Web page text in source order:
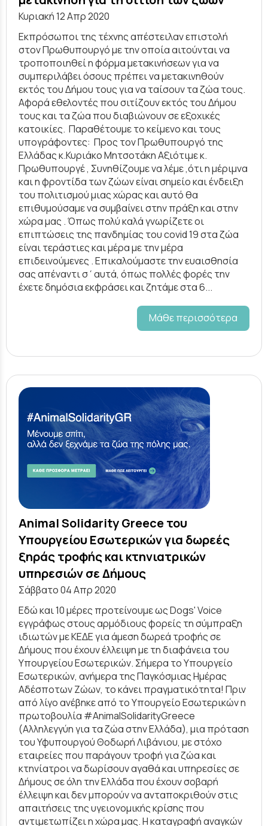
Κυριακή 12 Απρ 2020
Εκπρόσωποι της τέχνης απέστειλαν επιστολή
στον Πρωθυπουργό με την οποία αιτούνται να
τροποποιηθεί η φόρμα μετακινήσεων για να
συμπεριλάβει όσους πρέπει να μετακινηθούν
εκτός του Δήμου τους για να ταίσουν τα ζώα τους.
Αφορά εθελοντές που σιτίζουν εκτός του Δήμου
τους και τα ζώα που διαβιώνουν σε εξοχικές
κατοικίες. Παραθέτουμε το κείμενο και τους
υπογράφοντες: Προς τον Πρωθυπουργό της
Ελλάδας κ.Κυριάκο Μητσοτάκη Αξιότιμε κ.
Πρωθυπουργέ , Συνηθίζουμε να λέμε ,ότι η μέριμνα
και η φροντίδα των ζώων είναι σημείο και ένδειξη
του πολιτισμού μιας χώρας και αυτό θα
επιθυμούσαμε να συμβαίνει στην πράξη και στην
χώρα μας . Όπως πολύ καλά γνωρίζετε οι
επιπτώσεις της πανδημίας του covid 19 στα ζώα
είναι τεράστιες και μέρα με την μέρα
επιδεινούμενες . Επικαλούμαστε την ευαισθησία
σας απέναντι σ΄αυτά, όπως πολλές φορές την
έχετε δημόσια εκφράσει και ζητάμε στα 6...
Μάθε περισσότερα
Animal Solidarity Greece του
Υπουργείου Εσωτερικών για δωρεές
ξηράς τροφής και κτηνιατρικών
υπηρεσιών σε Δήμους
Σάββατο 04 Απρ 2020
Εδώ και 10 μέρες προτείνουμε ως Dogs' Voice
εγγράφως στους αρμόδιους φορείς τη σύμπραξη
ιδιωτών με ΚΕΔΕ για άμεση δωρεά τροφής σε
Δήμους που έχουν έλλειψη με τη διαφάνεια του
Υπουργείου Εσωτερικών. Σήμερα το Υπουργείο
Εσωτερικών, ανήμερα της Παγκόσμιας Ημέρας
Αδέσποτων Ζώων, το κάνει πραγματικότητα! Πριν
από λίγο ανέβηκε από το Υπουργείο Εσωτερικών η
πρωτοβουλία #AnimalSolidarityGreece
(Αλληλεγγύη για τα ζώα στην Ελλάδα), μια πρόταση
του Υφυπουργού Θοδωρή Λιβάνιου, με στόχο
εταιρείες που παράγουν τροφή για ζώα και
κτηνίατροι να δωρίσουν αγαθά και υπηρεσίες σε
Δήμους σε όλη την Ελλάδα που έχουν σοβαρή
έλλειψη και δεν μπορούν να ανταποκριθούν στις
απαιτήσεις της υγειονομικής κρίσης που
αντιμετωπίζει η χώρα μας. Η καταγραφή αναγκών